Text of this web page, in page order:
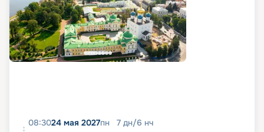
08:3024 мая 2027пн 7 дн/6 нч